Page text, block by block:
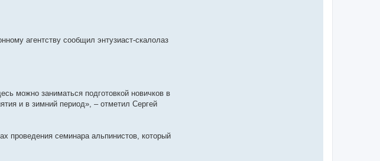
агентству сообщил энтузиаст-скалолаз
можно заниматься подготовкой новичков в
и в зимний период», – отметил Сергей
проведения семинара альпинистов, который